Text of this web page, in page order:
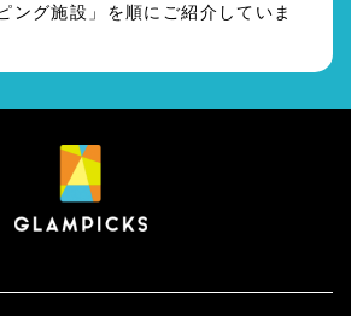
ング施設」を順にご紹介していま